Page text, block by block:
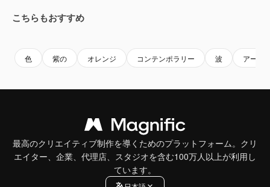
こちらもおすすめ
色 紫の オレンジ コンテンポラリー 波 アーチ
最高のクリエイティブ制作を導くためのプラットフォーム。クリ
エイター、企業、代理店、スタジオを含む100万人以上が利用し
ています。